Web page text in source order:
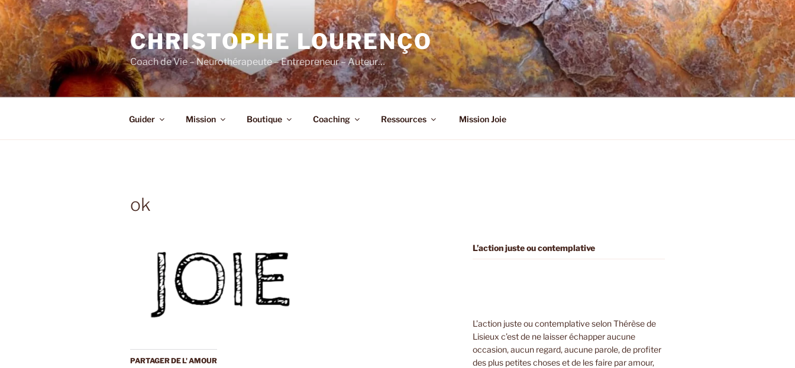
Skip
to
content
CHRISTOPHE LOURENÇO
Coach de Vie – Neurothérapeute – Entrepreneur – Auteur…
Guider Mission Boutique Coaching Ressources Mission Joie
ok
PARTAGER DE L' AMOUR
L’action juste ou contemplative
L’action juste ou contemplative selon Thérèse de
Lisieux c’est de ne laisser échapper aucune
occasion, aucun regard, aucune parole, de profiter
des plus petites choses et de les faire par amour,